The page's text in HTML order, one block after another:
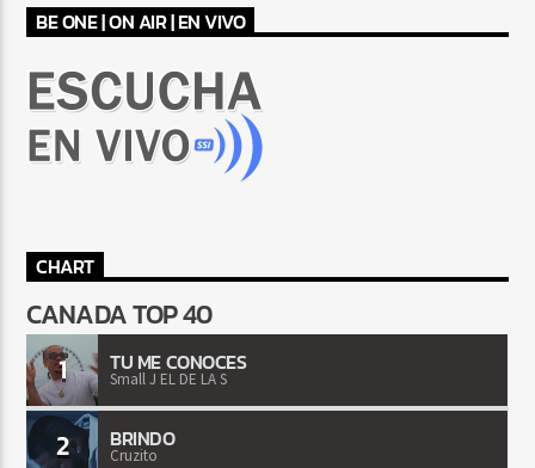
BE ONE | ON AIR | EN VIVO
CHART
CANADA TOP 40
1 TU ME CONOCES
Small J EL DE LA S
2 BRINDO
Cruzito